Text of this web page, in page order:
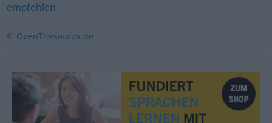
empfehlen
© OpenThesaurus.de